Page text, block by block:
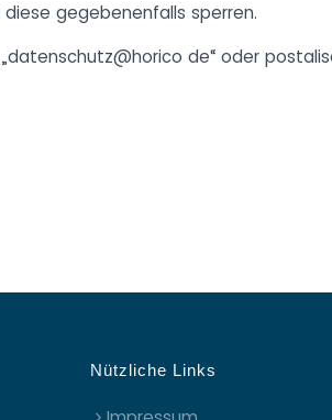
gegebenenfalls sperren.
de“ oder
Nützliche Links